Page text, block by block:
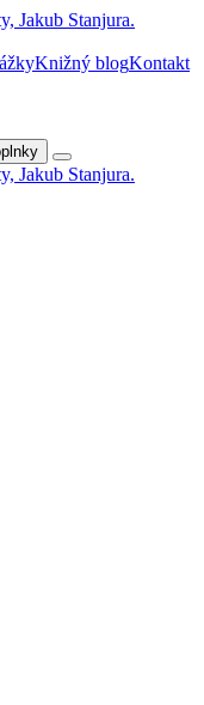
Knižný blogKontakt